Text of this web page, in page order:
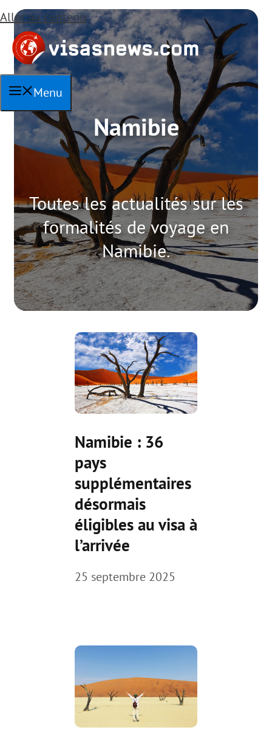
Aller au contenu
Menu
Namibie
Toutes les actualités sur les
formalités de voyage en
Namibie.
Namibie : 36
pays
supplémentaires
désormais
éligibles au visa à
l’arrivée
25 septembre 2025